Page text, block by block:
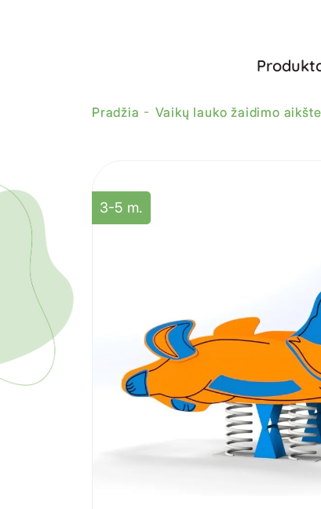
Pradžia Vaikų lauko žaidimo
3-5 m.